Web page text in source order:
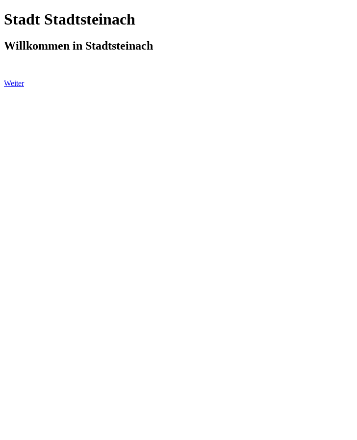
Stadt Stadtsteinach
Willkommen in Stadtsteinach
Weiter